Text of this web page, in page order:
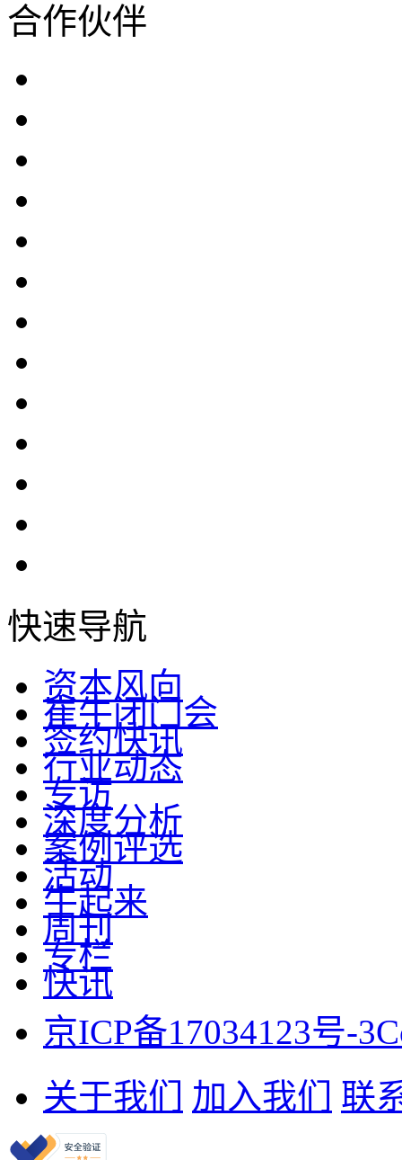
合作伙伴
快速导航
资本风向
崔牛闭门会
签约快讯
行业动态
专访
深度分析
案例评选
活动
牛起来
周刊
专栏
快讯
京ICP备17034123号-3
关于我们 加入我们 联